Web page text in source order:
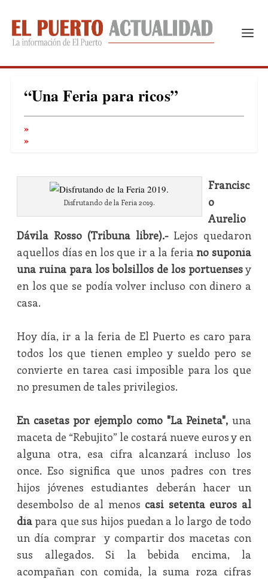
“Una Feria para ricos”
Disfrutando de la Feria 2019.
Francisc
o
Aurelio
Dávila Rosso (Tribuna libre).-Lejos quedaron
aquellos días en los que ir a la feria no suponía
una ruina para los bolsillos de los portuensesy
en los que se podía volver incluso con dinero a
casa.
Hoy día, ir a la feria de El Puerto es caro para
todos los que tienen empleo y sueldo pero se
convierte en tarea casi imposible para los que
no presumen de tales privilegios.
En casetas por ejemplo como "La Peineta", una
maceta de “Rebujito” le costará nueve euros y en
alguna otra, esa cifra alcanzará incluso los
once. Eso significa que unos padres con tres
hijos jóvenes estudiantes deberán hacer un
desembolso de al menos casi setenta euros al
díapara que sus hijos puedan a lo largo de todo
un día comprar y compartir dos macetas con
sus allegados. Si la bebida encima, la
acompañan con comida, la suma roza cifras